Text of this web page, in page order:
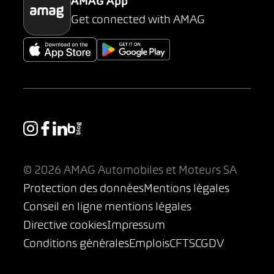
AMAG App
Get connected with AMAG
© 2026 AMAG Automobiles et Moteurs SA
Protection des donnéesMentions légales
Conseil en ligne mentions légales
Directive cookiesImpressum
Conditions généralesEmploisCFTSCGDV